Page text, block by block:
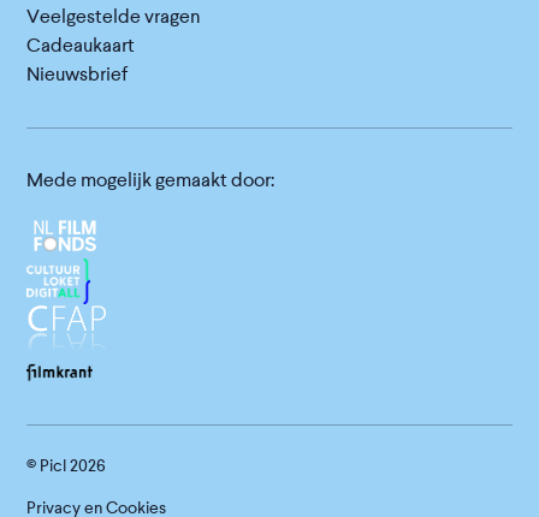
Veelgestelde vragen
Cadeaukaart
Nieuwsbrief
Mede mogelijk gemaakt door:
© Picl2026
Privacy en Cookies